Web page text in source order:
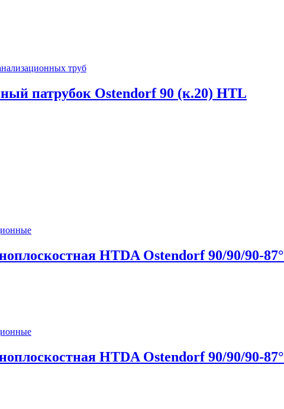
труб
патрубок Ostendorf 90 (к.20) НТL
HTDA Ostendorf 90/90/90-87°
HTDA Ostendorf 90/90/90-87°